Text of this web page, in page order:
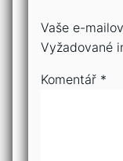
Vaše e-
Vyžadované
Komentář *